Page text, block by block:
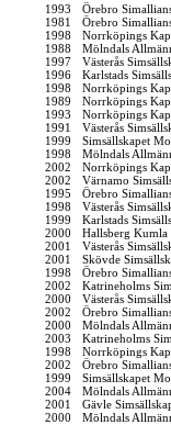
1993
Örebro
1981
Örebro
1998
Norrköpings
1988
Mölndals
1997
Västerås
1996
Karlstads
1998
Norrköpings
1989
Norrköpings
1993
Norrköpings
1991
Västerås
1999
Simsällskapet
1998
Mölndals
2002
Norrköpings
2002
Värnamo
1995
Örebro
1998
Västerås
1999
Karlstads
2000
Hallsberg
2001
Västerås
2001
Skövde
1998
Örebro
2002
Katrineholms
2000
Västerås
2002
Örebro
2000
Mölndals
2003
Katrineholms
1998
Norrköpings
2002
Örebro
1999
Simsällskapet
2004
Mölndals
2001
Gävle
2000 Mölndals